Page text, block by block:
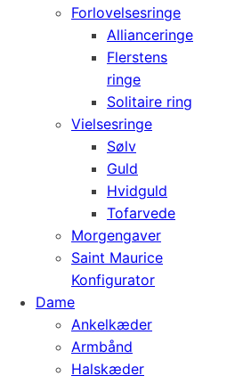
Forlovelsesringe
Allianceringe
Flerstens
ringe
Solitaire ring
Vielsesringe
Sølv
Guld
Hvidguld
Tofarvede
Morgengaver
Saint Maurice
Konfigurator
Dame
Ankelkæder
Armbånd
Halskæder